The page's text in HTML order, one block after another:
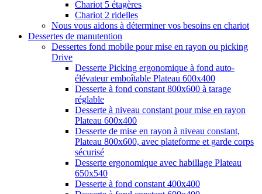
Chariot 5 étagères
Chariot 2 ridelles
Nous vous aidons à déterminer vos besoins en chariot
Dessertes de manutention
Dessertes fond mobile pour mise en rayon ou picking
Drive
Desserte Picking ergonomique à fond auto-
élévateur emboîtable Plateau 600x400
Desserte à fond constant 800x600 à tarage
réglable
Desserte à niveau constant pour mise en rayon
Plateau 600x400
Desserte de mise en rayon à niveau constant,
Plateau 800x600, avec plateforme et garde corps
sécurisé
Desserte ergonomique avec habillage Plateau
650x540
Desserte à fond constant 400x400